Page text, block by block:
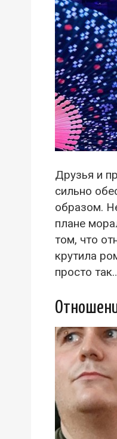
Друзья и
сильно
образом.
плане
том, что
крутила
просто